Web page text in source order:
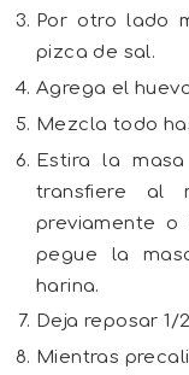
Por otro lado
pizca de sal.
Agrega el
Mezcla todo
Estira la
transfiere al
previamente
pegue la
harina.
Deja reposar 1/
Mientras